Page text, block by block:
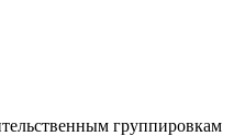
группировкам